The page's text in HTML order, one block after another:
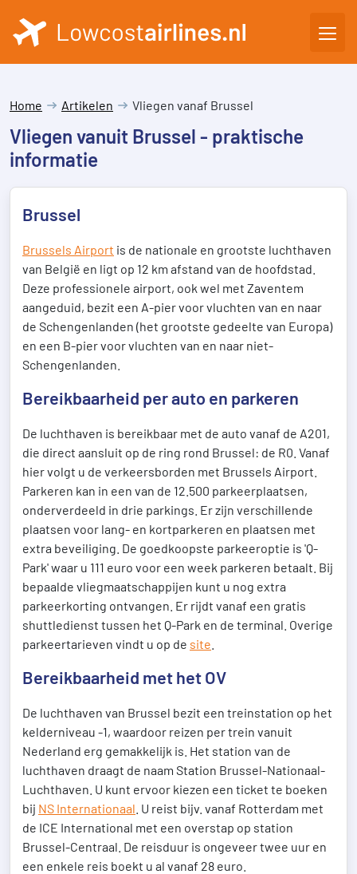
Home Artikelen Vliegen vanaf Brussel
Vliegen vanuit Brussel - praktische
informatie
Brussel
Brussels Airport is de nationale en grootste luchthaven
van België en ligt op 12 km afstand van de hoofdstad.
Deze professionele airport, ook wel met Zaventem
aangeduid, bezit een A-pier voor vluchten van en naar
de Schengenlanden (het grootste gedeelte van Europa)
en een B-pier voor vluchten van en naar niet-
Schengenlanden.
Bereikbaarheid per auto en parkeren
De luchthaven is bereikbaar met de auto vanaf de A201,
die direct aansluit op de ring rond Brussel: de R0. Vanaf
hier volgt u de verkeersborden met Brussels Airport.
Parkeren kan in een van de 12.500 parkeerplaatsen,
onderverdeeld in drie parkings. Er zijn verschillende
plaatsen voor lang- en kortparkeren en plaatsen met
extra beveiliging. De goedkoopste parkeeroptie is 'Q-
Park' waar u 111 euro voor een week parkeren betaalt. Bij
bepaalde vliegmaatschappijen kunt u nog extra
parkeerkorting ontvangen. Er rijdt vanaf een gratis
shuttledienst tussen het Q-Park en de terminal. Overige
parkeertarieven vindt u op de site
Bereikbaarheid met het OV
De luchthaven van Brussel bezit een treinstation op het
kelderniveau -1, waardoor reizen per trein vanuit
Nederland erg gemakkelijk is. Het station van de
luchthaven draagt de naam Station Brussel-Nationaal-
Luchthaven. U kunt ervoor kiezen een ticket te boeken
bij NS Internationaal . U reist bijv. vanaf Rotterdam met
de ICE International met een overstap op station
Brussel-Centraal. De reisduur is ongeveer twee uur en
een enkele reis boekt u al vanaf 28 euro.